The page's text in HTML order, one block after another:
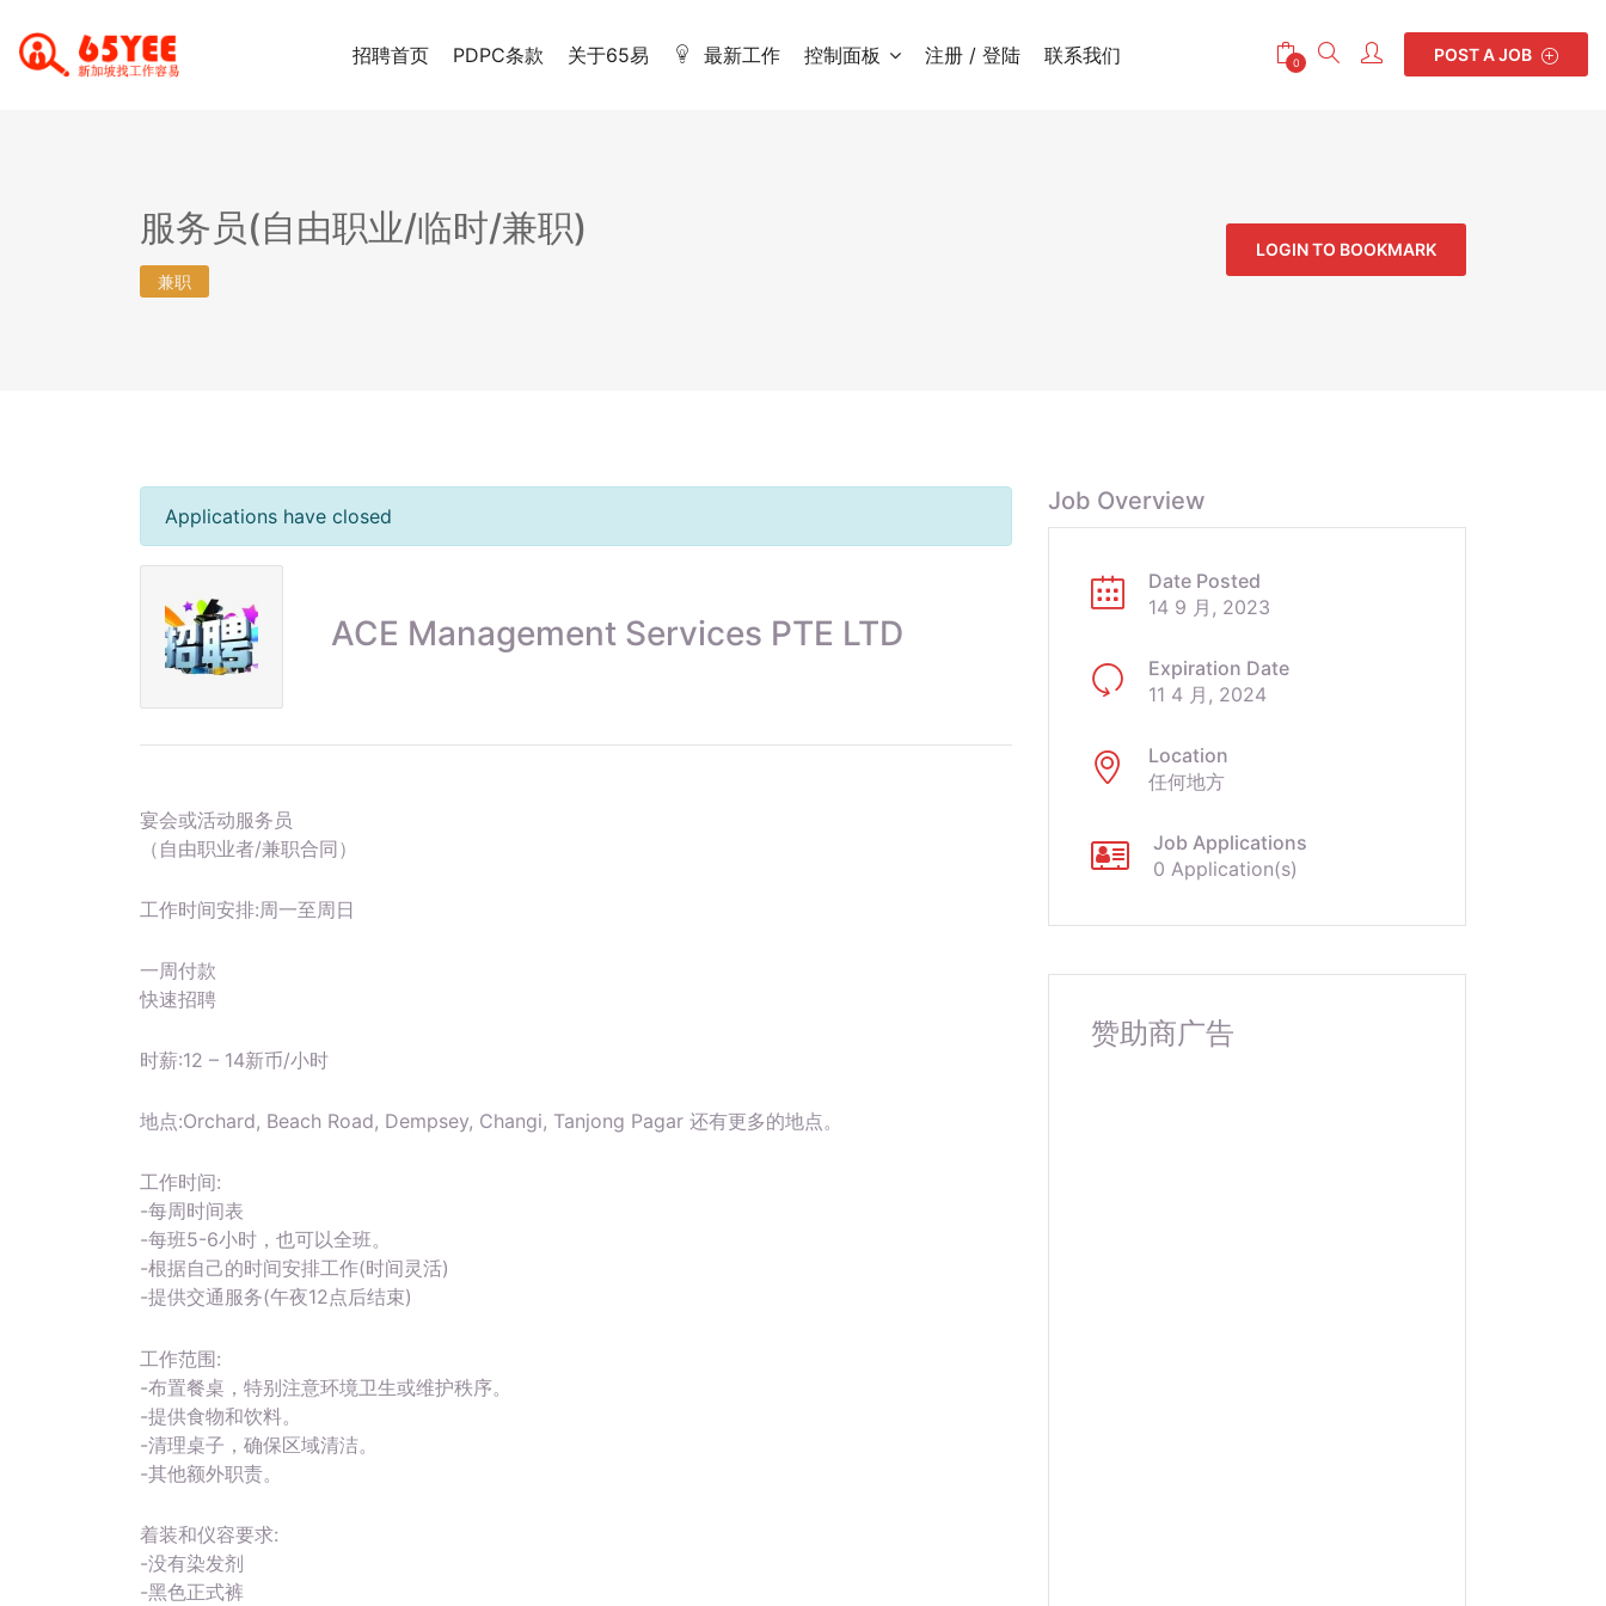
招聘首页 PDPC条款 关于65易 最新工作 控制面板 注册 / 登陆 联系我们 0 POST A JOB
服务员(自由职业/临时/兼职)
兼职
LOGIN TO BOOKMARK
Applications have closed
ACE Management Services PTE LTD
宴会或活动服务员
（自由职业者/兼职合同）
工作时间安排:周一至周日
一周付款
快速招聘
时薪:12 – 14新币/小时
地点:Orchard, Beach Road, Dempsey, Changi, Tanjong Pagar 还有更多的地点。
工作时间:
-每周时间表
-每班5-6小时，也可以全班。
-根据自己的时间安排工作(时间灵活)
-提供交通服务(午夜12点后结束)
工作范围:
-布置餐桌，特别注意环境卫生或维护秩序。
-提供食物和饮料。
-清理桌子，确保区域清洁。
-其他额外职责。
着装和仪容要求:
-没有染发剂
-黑色正式裤
Job Overview
Date Posted
14 9 月, 2023
Expiration Date
11 4 月, 2024
Location
任何地方
Job Applications
0 Application(s)
赞助商广告